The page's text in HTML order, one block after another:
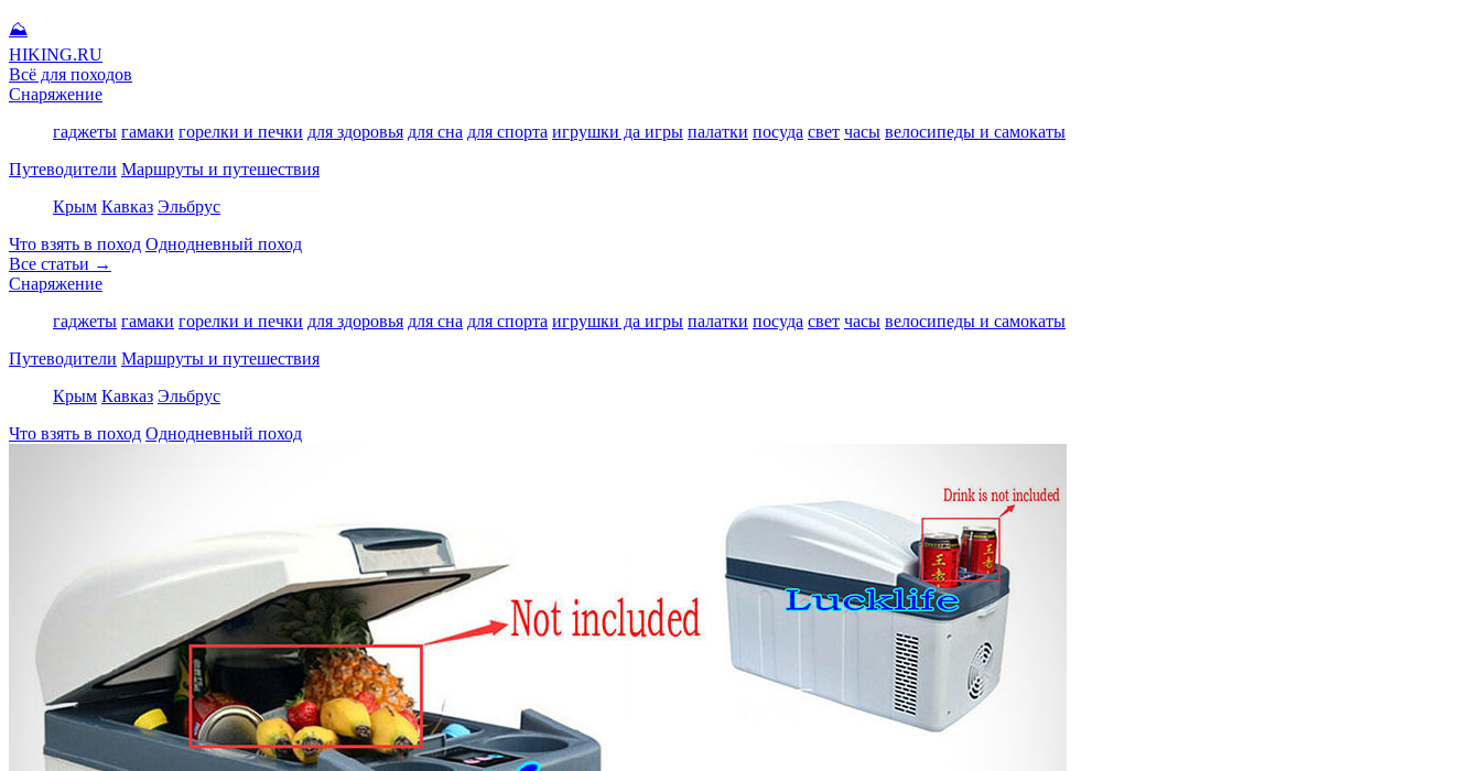
⛰
HIKING.RU
Всё для походов
Снаряжение
гаджеты гамаки горелки и печки для здоровья для сна для спорта игрушки да игры палатки посуда свет часы велосипеды и самокаты
Путеводители Маршруты и путешествия
Крым Кавказ Эльбрус
Что взять в поход Однодневный поход
Все статьи →
Снаряжение
гаджеты гамаки горелки и печки для здоровья для сна для спорта игрушки да игры палатки посуда свет часы велосипеды и самокаты
Путеводители Маршруты и путешествия
Крым Кавказ Эльбрус
Что взять в поход Однодневный поход